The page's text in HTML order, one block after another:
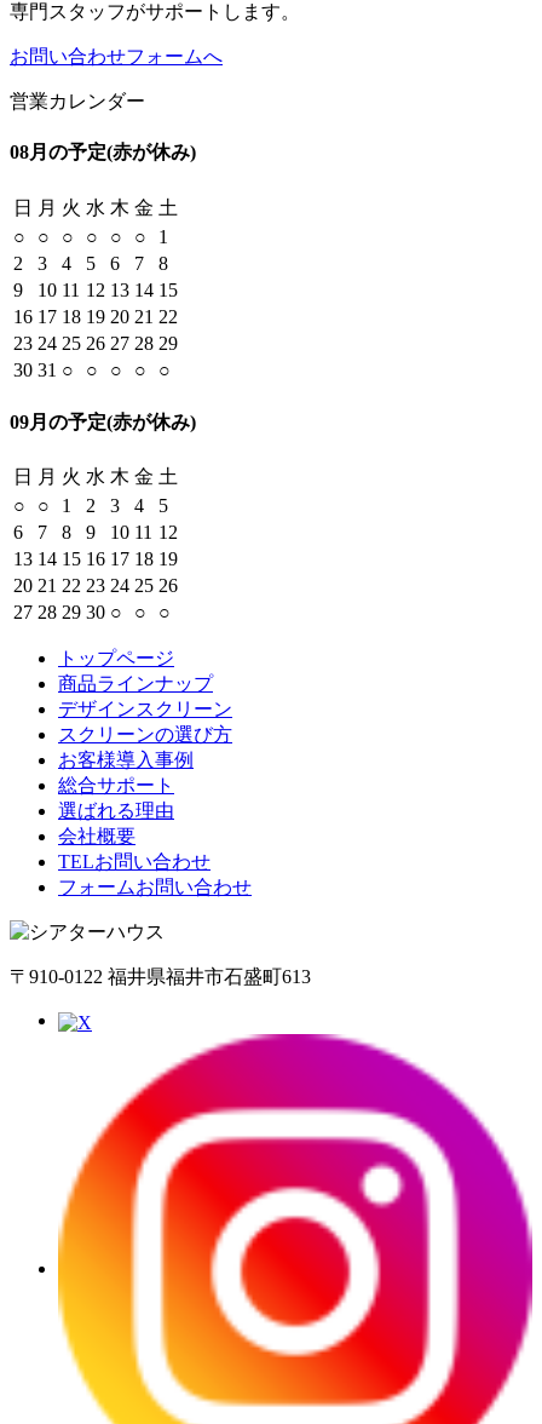
専門スタッフがサポートします。
お問い合わせフォームへ
営業カレンダー
08月の予定(赤が休み)
日 月 火 水 木 金 土
○
○ ○ ○ ○ ○
1
2
3 4 5 6 7
8
9
10 11 12 13 14 15
16 17 18 19 20 21 22
23 24 25 26 27 28 29
30 31 ○ ○ ○ ○ ○
09月の予定(赤が休み)
日 月 火 水 木 金 土
○
○ 1 2 3 4
5
6
7 8 9 10 11 12
13 14 15 16 17 18 19
20 21 22 23 24 25 26
27 28 29 30 ○ ○ ○
トップページ
商品ラインナップ
デザインスクリーン
スクリーンの選び方
お客様導入事例
総合サポート
選ばれる理由
会社概要
TELお問い合わせ
フォームお問い合わせ
〒910-0122 福井県福井市石盛町613